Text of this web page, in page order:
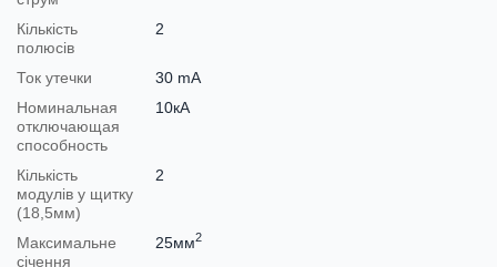
Кількість
полюсів
2
Ток утечки
30 mA
Номинальная
отключающая
способность
10кА
Кількість
модулів у щитку
(18,5мм)
2
Максимальне
січення
25мм2